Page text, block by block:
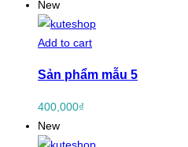
New
Add to cart
Sản phẩm mẫu 5
400,000₫
New